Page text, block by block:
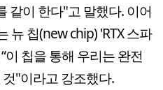
같이 한다"고 말했다. 이어
뉴 칩(new chip) 'RTX 스파
칩을 통해 우리는 완전
"이라고 강조했다.